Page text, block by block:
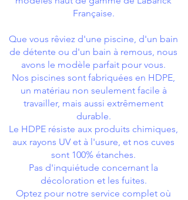
Française.
Que vous rêviez d'une piscine, d'un bain
de détente ou d'un bain à remous, nous
avons le modèle parfait pour vous.
Nos piscines sont fabriquées en HDPE,
un matériau non seulement facile à
travailler, mais aussi extrêmement
durable.
Le HDPE résiste aux produits chimiques,
aux rayons UV et à l'usure, et nos cuves
sont 100% étanches.
Pas d'inquiétude concernant la
décoloration et les fuites.
Optez pour notre service complet où